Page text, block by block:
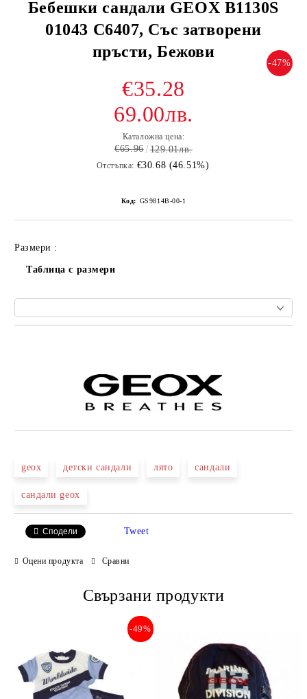
Бебешки сандали GEOX B1130S
01043 C6407, Със затворени
пръсти, Бежови
-47%
€35.28
69.00лв.
Каталожна цена:
€65.96 129.01лв.
Отстъпка: €30.68 (46.51%)
Код: GS9814B-00-1
Размери :
Таблица с размери
geox детски сандали лято сандали
сандали geox
Сподели Tweet
Оцени продукта Сравни
Свързани продукти
-49%